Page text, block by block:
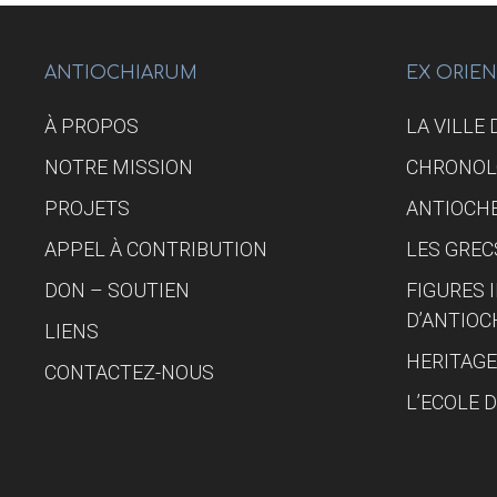
ANTIOCHIARUM
À PROPOS
NOTRE MISSION
PROJETS
APPEL À CONTRIBUTION
DON – SOUTIEN
LIENS
CONTACTEZ-NOUS
EX
LA VILLE
LES
FIGURES
L’ECOLE